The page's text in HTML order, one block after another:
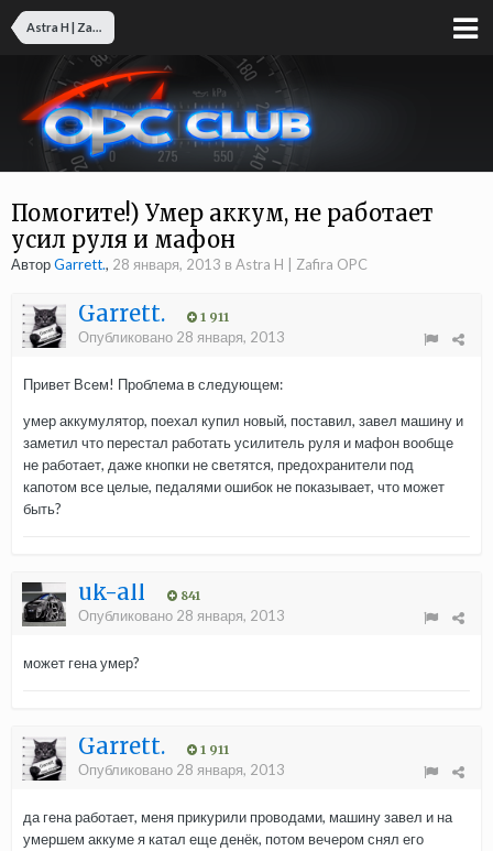
Astra H | Zafira OPC
Помогите!) Умер аккум, не работает
усил руля и мафон
АвторGarrett., 28 января, 2013 в Astra H | Zafira OPC
Garrett. 1 911
Опубликовано 28 января, 2013
Привет Всем! Проблема в следующем:
умер аккумулятор, поехал купил новый, поставил, завел машину и
заметил что перестал работать усилитель руля и мафон вообще
не работает, даже кнопки не светятся, предохранители под
капотом все целые, педалями ошибок не показывает, что может
быть?
uk-all 841
Опубликовано 28 января, 2013
может гена умер?
Garrett. 1 911
Опубликовано 28 января, 2013
да гена работает, меня прикурили проводами, машину завел и на
умершем аккуме я катал еще денёк, потом вечером снял его